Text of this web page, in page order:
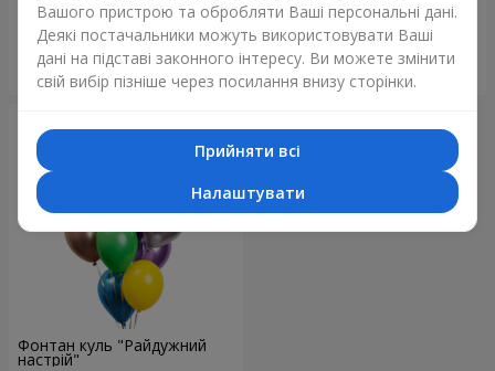
Замовити Замовити
Фонтан куль "Райдужний
настрій"
Вашого пристрою та обробляти Ваші персональні дані.
Деякі постачальники можуть використовувати Ваші
дані на підставі законного інтересу. Ви можете змінити
свій вибір пізніше через посилання внизу сторінки.
Прийняти всі
Налаштувати